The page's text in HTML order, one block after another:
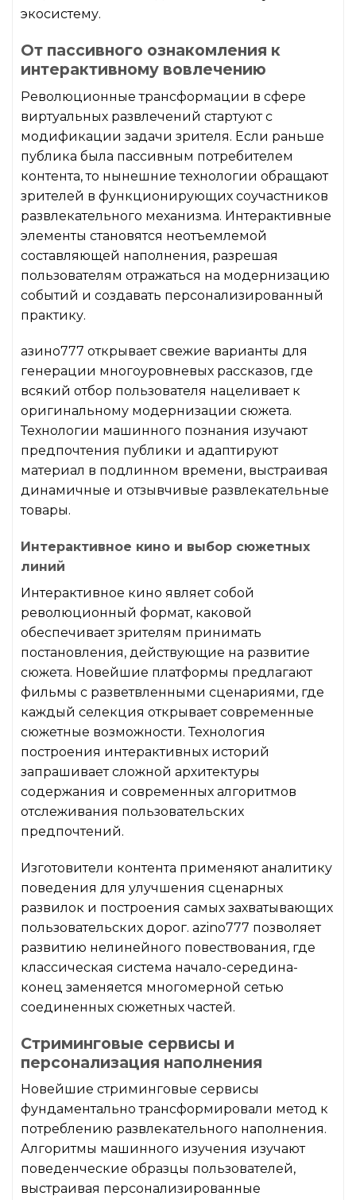
экосистему.
От пассивного ознакомления к
интерактивному вовлечению
Революционные трансформации в сфере
виртуальных развлечений стартуют с
модификации задачи зрителя. Если раньше
публика была пассивным потребителем
контента, то нынешние технологии обращают
зрителей в функционирующих соучастников
развлекательного механизма. Интерактивные
элементы становятся неотъемлемой
составляющей наполнения, разрешая
пользователям отражаться на модернизацию
событий и создавать персонализированный
практику.
азино777 открывает свежие варианты для
генерации многоуровневых рассказов, где
всякий отбор пользователя нацеливает к
оригинальному модернизации сюжета.
Технологии машинного познания изучают
предпочтения публики и адаптируют
материал в подлинном времени, выстраивая
динамичные и отзывчивые развлекательные
товары.
Интерактивное кино и выбор сюжетных
линий
Интерактивное кино являет собой
революционный формат, каковой
обеспечивает зрителям принимать
постановления, действующие на развитие
сюжета. Новейшие платформы предлагают
фильмы с разветвленными сценариями, где
каждый селекция открывает современные
сюжетные возможности. Технология
построения интерактивных историй
запрашивает сложной архитектуры
содержания и современных алгоритмов
отслеживания пользовательских
предпочтений.
Изготовители контента применяют аналитику
поведения для улучшения сценарных
развилок и построения самых захватывающих
пользовательских дорог. azino777 позволяет
развитию нелинейного повествования, где
классическая система начало-середина-
конец заменяется многомерной сетью
соединенных сюжетных частей.
Стриминговые сервисы и
персонализация наполнения
Новейшие стриминговые сервисы
фундаментально трансформировали метод к
потреблению развлекательного наполнения.
Алгоритмы машинного изучения изучают
поведенческие образцы пользователей,
выстраивая персонализированные